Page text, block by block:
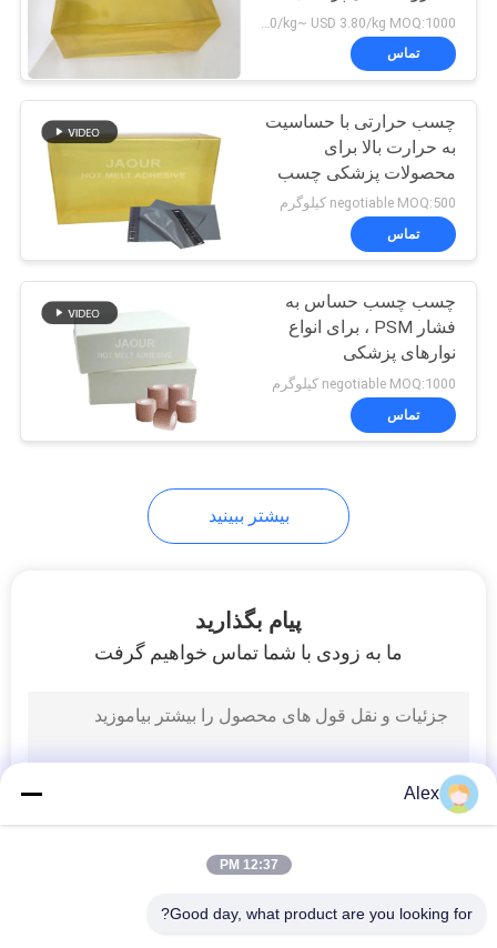
چسب لاستیکی داغ
ذوب
14
داغ ذوب PSA
36
چسب گرم ذوب
چسب داغ ذوب پلی
الفین
18
تماس
چسب حرارتی با حساسیت
به حرارت بالا برای
محصولات پزشکی چسب
TPR
negotiable MOQ:500 کیلوگرم
تماس
چسب چسب حساس به
فشار PSM ، برای انواع
نوارهای پزشکی
negotiable MOQ:1000 کیلوگرم
تماس
بیشتر ببینید
پیام بگذارید
ما به زودی با شما تماس خواهیم گرفت
Alex
12:37 PM
Good day, what product are you looking for?